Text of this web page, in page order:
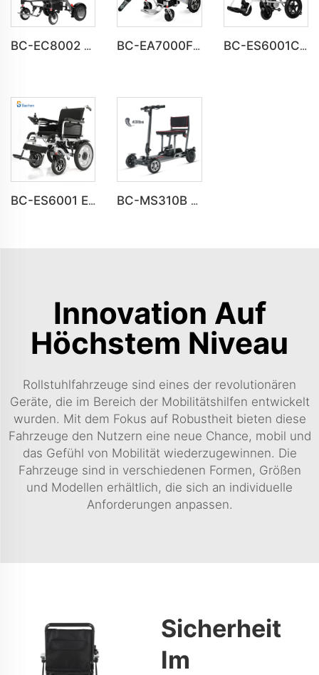
BC-EC8002 Luxus Leichtgewicht Lithium-Batterie Kohlenstofffaserelektrowheelchair BC-EA7000F 600 W starke Motoren, leichter motorisierter Rollstuhl BC-ES6001C Günstiger Preis Faltbarer Portabler Elektrischer Rollstuhl
BC-ES6001 Elektrische Rollstühle fallobar portabel Reise-Rollstuhl BC-MS310B Neues Design Premium 4-Rad-Ultra-Leicht-Mobilitätsscooter für Senioren
Innovation Auf
Höchstem Niveau
Rollstuhlfahrzeuge sind eines der revolutionären
Geräte, die im Bereich der Mobilitätshilfen entwickelt
wurden. Mit dem Fokus auf Robustheit bieten diese
Fahrzeuge den Nutzern eine neue Chance, mobil und
das Gefühl von Mobilität wiederzugewinnen. Die
Fahrzeuge sind in verschiedenen Formen, Größen
und Modellen erhältlich, die sich an individuelle
Anforderungen anpassen.
Sicherheit
Im